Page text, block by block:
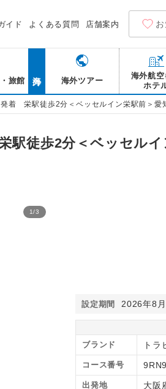
イド よくある質問 店舗案内
旅館 海外ツアー
海外航空
ホテ
着 栄駅徒歩2分＜ベッセルイン栄駅前＞愛
徒歩2分＜ベッセルイ
1/3
設定期間 2026年8
ブランド トラ
コース番号
出発地 大阪